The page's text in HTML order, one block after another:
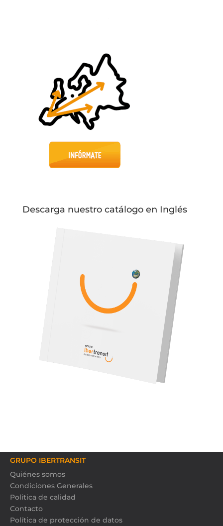
Descarga nuestro catálogo en Inglés
GRUPO IBERTRANSIT
Quiénes somos
Condiciones Generales
Politica de calidad
Contacto
Política de protección de datos